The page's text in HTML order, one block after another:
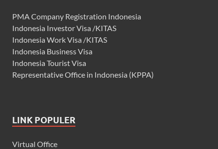
PMA Company Registration Indonesia
Indonesia Investor Visa /KITAS
Indonesia Work Visa /KITAS
Indonesia Business Visa
Indonesia Tourist Visa
Representative Office in Indonesia (KPPA)
LINK POPULER
Virtual Office